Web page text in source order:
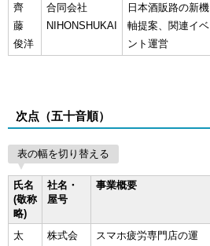
齊
藤
俊洋
合同会社
NIHONSHUKAI
日本酒販路の新機
軸提案、関連イベ
ント運営
次点（五十音順）
表の幅を切り替える
氏名
(敬称
略)
社名・
屋号
事業概要
太
株式会
スマホ疲労専門店の運